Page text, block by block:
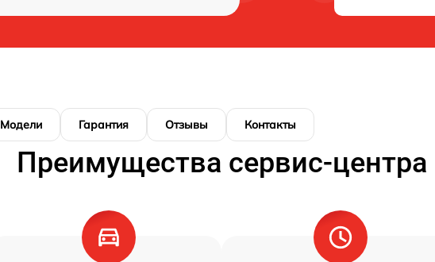
Модели Гарантия Отзывы Контакты
Преимущества сервис-центра